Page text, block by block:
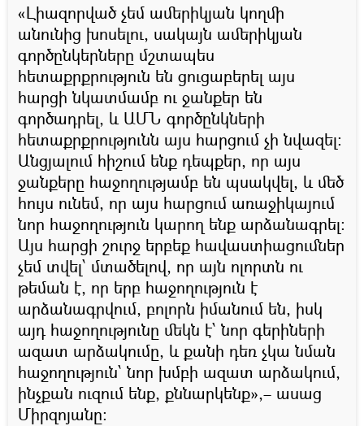
«Լիազորված չեմ ամերիկյան կողմի
անունից խոսելու, սակայն ամերիկյան
գործընկերները մշտապես
հետաքրքրություն են ցուցաբերել այս
հարցի նկատմամբ ու ջանքեր են
գործադրել, և ԱՄՆ գործընկների
հետաքրքրությունն այս հարցում չի նվազել։
Անցյալում հիշում ենք դեպքեր, որ այս
ջանքերը հաջողությամբ են պսակվել, և մեծ
հույս ունեմ, որ այս հարցում առաջիկայում
նոր հաջողություն կարող ենք արձանագրել։
Այս հարցի շուրջ երբեք հավաստիացումներ
չեմ տվել՝ մտածելով, որ այն ոլորտն ու
թեման է, որ երբ հաջողություն է
արձանագրվում, բոլորն իմանում են, իսկ
այդ հաջողությունը մեկն է՝ նոր գերիների
ազատ արձակումը, և քանի դեռ չկա նման
հաջողություն՝ նոր խմբի ազատ արձակում,
ինչքան ուզում ենք, քննարկենք»,– ասաց
Միրզոյանը։